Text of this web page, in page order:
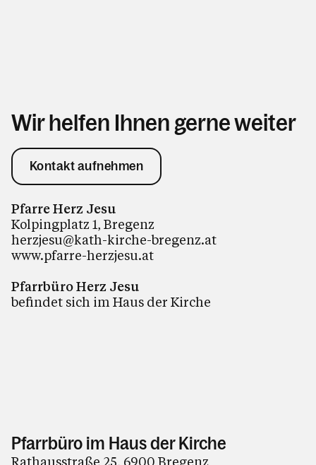
Wir helfen Ihnen gerne weiter
Kontakt aufnehmen
Pfarre Herz Jesu
Kolpingplatz 1, Bregenz
herzjesu@kath-kirche-bregenz.at
www.pfarre-herzjesu.at
Pfarrbüro Herz Jesu
befindet sich im Haus der Kirche
Pfarrbüro im Haus der Kirche
Rathausstraße 25, 6900 Bregenz